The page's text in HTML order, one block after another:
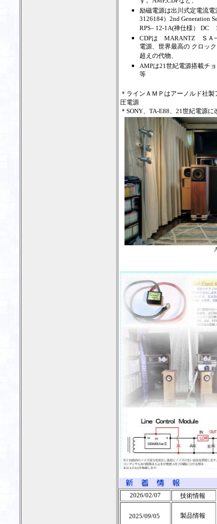
励磁電源は出川式定電流
3126184）2nd
RPS– 12-1A(禅仕様）
CDPは MARANTZ ＳＡｰ
電源、世界最高の クロッ
超えの代物、
AMPは21世紀電源搭載チ
等
＊ラインＡＭＰはアーノルド社
圧電源
＊SONY、TA-E88、21世紀電源に
2026/02/07 技術情報
2025/09/05 製品情報